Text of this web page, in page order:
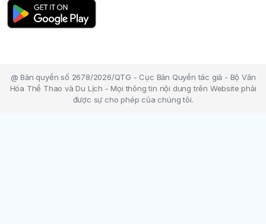
@ Bản quyền số 2678/2026/QTG - Cục Bản Quyền tác giả - Bộ Văn
Hóa Thể Thao và Du Lịch - Mọi thông tin nội dung trên Website phải
được sự cho phép của chúng tôi.